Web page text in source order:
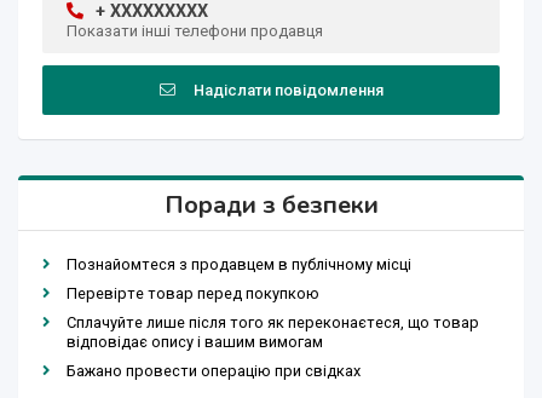
+ XXXXXXXXX
Показати інші телефони продавця
Надіслати повідомлення
Поради з безпеки
Познайомтеся з продавцем в публічному місці
Перевірте товар перед покупкою
Сплачуйте лише після того як переконаєтеся, що товар
відповідає опису і вашим вимогам
Бажано провести операцію при свідках